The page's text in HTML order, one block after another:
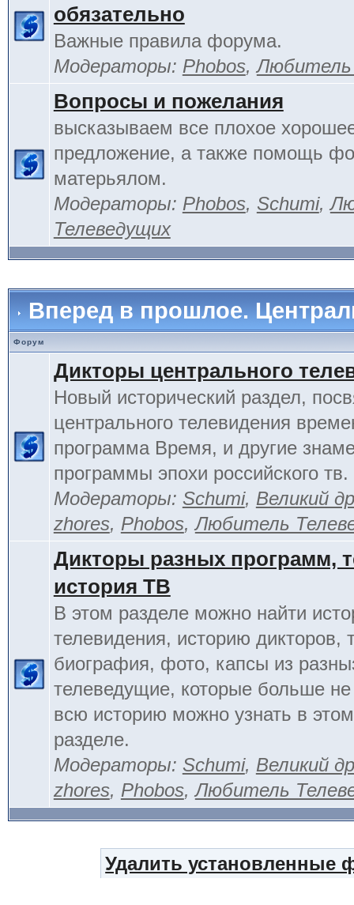
обязательно
Важные правила форума.
Модераторы: Phobos,Любитель
Вопросы и пожелания
высказываем все плохое
предложение, а также помощь
матерьялом.
Модераторы: Phobos, Schumi,
Телеведущих
Вперед в прошлое.
Форум
Дикторы центрального
Новый исторический раздел,
центрального телевидения
программа Время, и другие
программы эпохи российского тв.
Модераторы: Schumi, Великий
zhores, Phobos,Любитель
Дикторы разных программ,
история ТВ
В этом разделе можно найти
телевидения, историю дикторов,
биография, фото, капсы из
телеведущие, которые больше
всю историю можно узнать в
разделе.
Модераторы: Schumi, Великий
zhores, Phobos,Любитель
Удалить установленные